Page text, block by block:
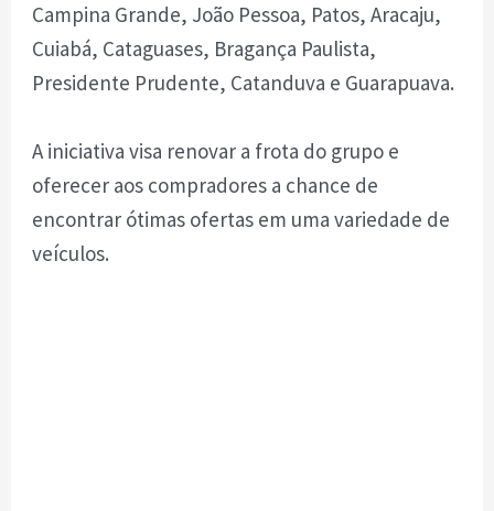
Campina Grande, João Pessoa, Patos, Aracaju,
Cuiabá, Cataguases, Bragança Paulista,
Presidente Prudente, Catanduva e Guarapuava.
A iniciativa visa renovar a frota do grupo e
oferecer aos compradores a chance de
encontrar ótimas ofertas em uma variedade de
veículos.